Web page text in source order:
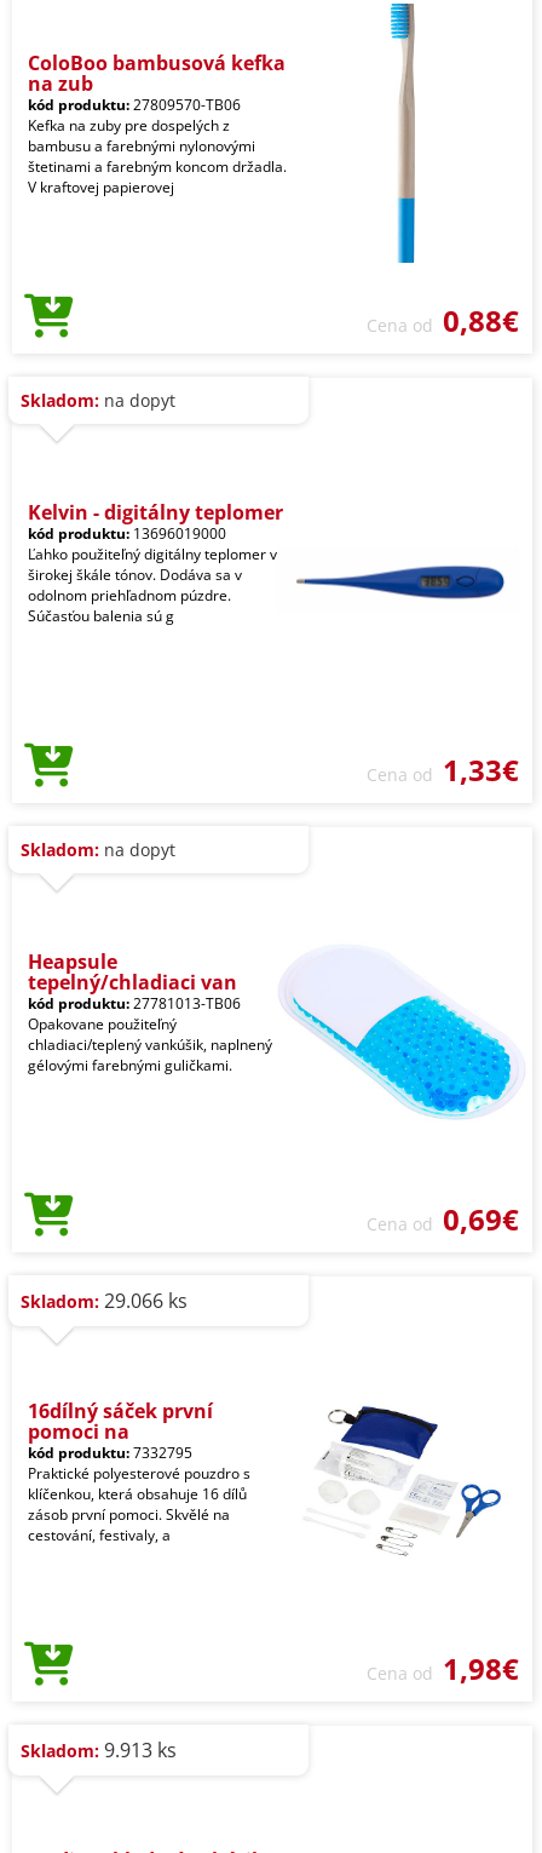
ColoBoo bambusová kefka
na zub
kód produktu:27809570-TB06
Kefka na zuby pre dospelých z
bambusu a farebnými nylonovými
štetinami a farebným koncom držadla.
V kraftovej papierovej
Cena od 0,88€
Skladom: na dopyt
Kelvin - digitálny teplomer
kód produktu: 13696019000
Ľahko použiteľný digitálny teplomer v
širokej škále tónov. Dodáva sa v
odolnom priehľadnom púzdre.
Súčasťou balenia sú g
Cena od 1,33€
Skladom: na dopyt
Heapsule
tepelný/chladiaci van
kód produktu:27781013-TB06
Opakovane použiteľný
chladiaci/teplený vankúšik, naplnený
gélovými farebnými guličkami.
Cena od 0,69€
Skladom: 29.066 ks
16dílný sáček první
pomoci na
kód produktu:7332795
Praktické polyesterové pouzdro s
klíčenkou, která obsahuje 16 dílů
zásob první pomoci. Skvělé na
cestování, festivaly, a
Cena od 1,98€
Skladom: 9.913 ks